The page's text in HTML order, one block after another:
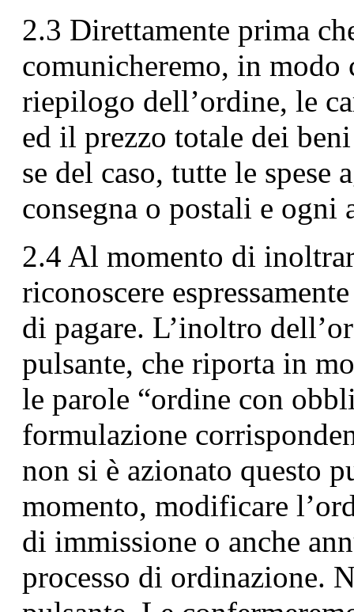
2.3 Direttamente prima
comunicheremo, in
riepilogo dell’ordine, le
ed il prezzo totale dei
se del caso, tutte le
consegna o postali e ogni
2.4 Al momento di
riconoscere
di pagare. L’inoltro
pulsante, che riporta in
le parole “ordine con
formulazione
non si è azionato questo
momento, modificare
di immissione o anche
processo di ordinazione.